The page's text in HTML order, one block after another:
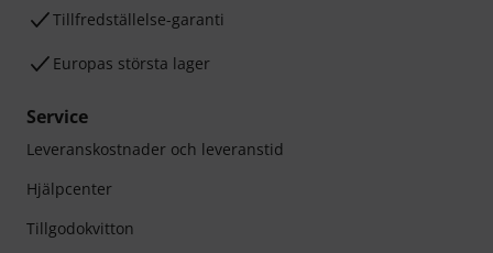
Tillfredställelse-garanti
Europas största lager
Service
Leveranskostnader och leveranstid
Hjälpcenter
Tillgodokvitton